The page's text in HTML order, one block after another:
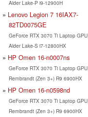
Alder Lake-P i9-12900H
Lenovo Legion 7 16IAX7-
82TD0075GE
GeForce RTX 3070 Ti Laptop GPU,
Alder Lake-S i7-12800HX
HP Omen 16-n0007ns
GeForce RTX 3070 Ti Laptop GPU,
Rembrandt (Zen 3+) R9 6900HX
HP Omen 16-n0598nd
GeForce RTX 3070 Ti Laptop GPU,
Rembrandt (Zen 3+) R9 6900HX